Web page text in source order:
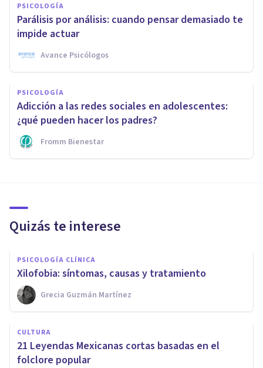
PSICOLOGÍA
Parálisis por análisis: cuando pensar demasiado te
impide actuar
Avance Psicólogos
PSICOLOGÍA
Adicción a las redes sociales en adolescentes:
¿qué pueden hacer los padres?
Fromm Bienestar
Quizás te interese
PSICOLOGÍA CLÍNICA
Xilofobia: síntomas, causas y tratamiento
Grecia Guzmán Martínez
CULTURA
21 Leyendas Mexicanas cortas basadas en el
folclore popular